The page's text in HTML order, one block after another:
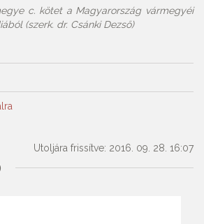
c. kötet a Magyarország vármegyéi
(szerk. dr. Csánki Dezső)
Utoljára frissítve: 2016. 09. 28. 16:07